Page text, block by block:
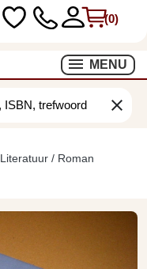
(0)
MENU
clear
Literatuur / Roman